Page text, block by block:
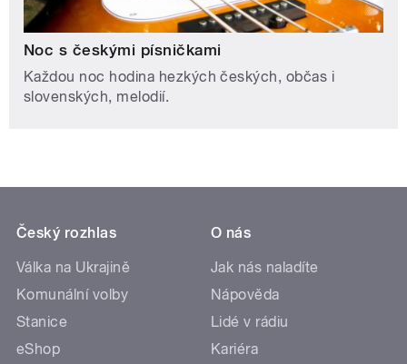
Noc s českými písničkami
Každou noc hodina hezkých českých, občas i
slovenských, melodií.
Český rozhlas
Válka na Ukrajině
Komunální volby
Stanice
eShop
O nás
Jak nás naladíte
Nápověda
Lidé v rádiu
Kariéra